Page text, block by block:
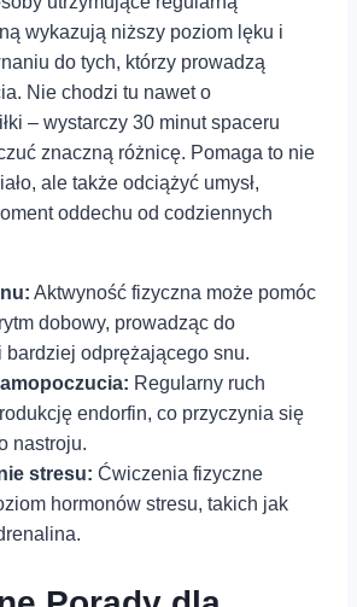
wykazują niższy poziom lęku i
do tych, którzy prowadzą
Nie chodzi tu nawet o
– wystarczy 30 minut spaceru
znaczną różnicę. Pomaga to nie
ale także odciążyć umysł,
oddechu od codziennych
Aktwyność fizyczna może pomóc
dobowy, prowadząc do
bardziej odprężającego snu.
Regularny ruch
endorfin, co przyczynia się
nastroju.
stresu: Ćwiczenia fizyczne
hormonów stresu, takich jak